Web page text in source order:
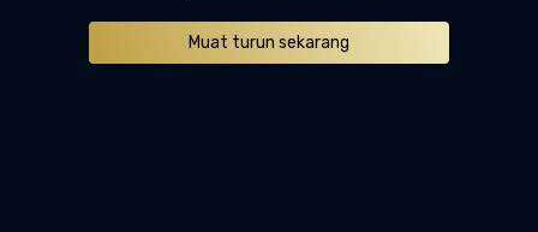
Muat turun sekarang